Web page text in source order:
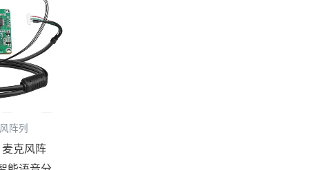
阵列
麦克风阵